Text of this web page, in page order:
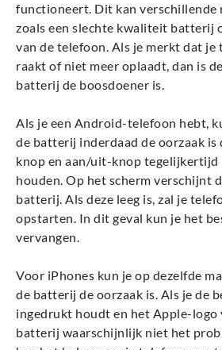
functioneert. Dit kan verschillende
zoals een slechte kwaliteit batterij
van de telefoon. Als je merkt dat je
raakt of niet meer oplaadt, dan is
batterij de boosdoener is.
Als je een Android-telefoon hebt,
de batterij inderdaad de oorzaak is
knop en aan/uit-knop
houden. Op het scherm verschijnt
batterij. Als deze leeg is, zal je
opstarten. In dit geval kun je het
vervangen.
Voor iPhones kun je op dezelfde
de batterij de oorzaak is. Als je de
ingedrukt houdt en het Apple-logo
batterij waarschijnlijk niet het